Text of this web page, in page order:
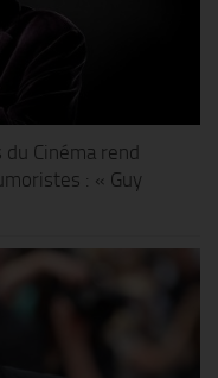
du Cinéma rend
: « Guy